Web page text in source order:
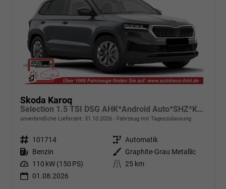
Skoda Karoq
Selection 1.5 TSI DSG AHK*Android Auto*SHZ*Kamera*Keyless*PDC v/h*Klimaauto*SUNSET*LED
unverbindliche Lieferzeit: 31.10.2026 Fahrzeug mit Tageszulassung
Fahrzeugnr. 101714 Getriebe Automatik
Kraftstoff Benzin Außenfarbe
Graphite-Grau Metallic
Leistung 110 kW (150 PS) Kilometerstand 25 km
01.08.2026